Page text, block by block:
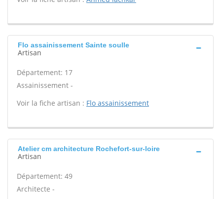
Flo assainissement Sainte soulle
Artisan
Département: 17
Assainissement -
Voir la fiche artisan : Flo assainissement
Atelier cm architecture Rochefort-sur-loire
Artisan
Département: 49
Architecte -